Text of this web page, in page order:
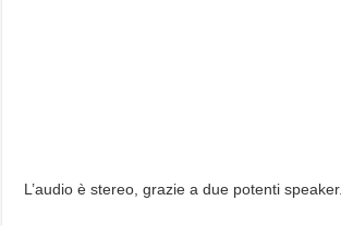
L’audio è stereo, grazie a due potenti speaker.